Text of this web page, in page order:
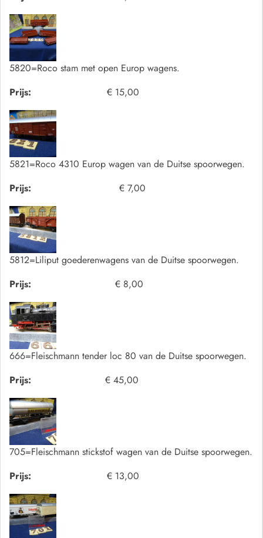
5820=Roco stam met open Europ wagens.
Prijs:
€ 15,00
5821=Roco 4310 Europ wagen van de Duitse spoorwegen.
Prijs:
€ 7,00
5812=Liliput goederenwagens van de Duitse spoorwegen.
Prijs:
€ 8,00
666=Fleischmann tender loc 80 van de Duitse spoorwegen.
Prijs:
€ 45,00
705=Fleischmann stickstof wagen van de Duitse spoorwegen.
Prijs:
€ 13,00